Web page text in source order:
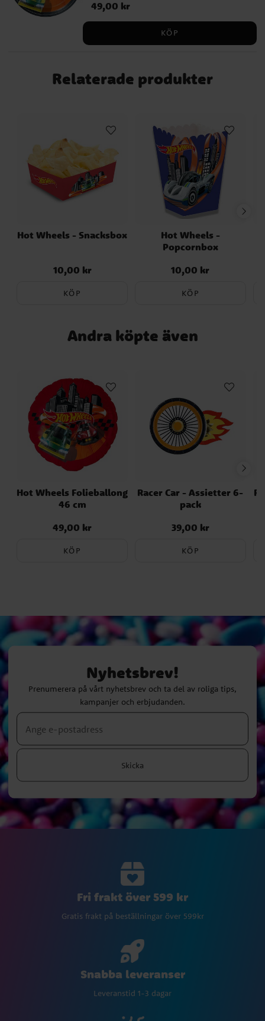
göra racertemat komplett!
Pris :49,00 kr
49,00 kr
KÖP
Relaterade produkter
Hot Wheels - Snacksbox
Pris:10,00 kr
10,00 kr
KÖP
Hot Wheels -
Popcornbox
Pris:10,00 kr
10,00 kr
KÖP
Andra köpte även
Hot Wheels Folieballong
46 cm
Pris: 49,00 kr
49,00 kr
KÖP
Racer Car - Assietter 6-
pack
Pris: 39,00 kr
39,00 kr
KÖP
Nyhetsbrev!
Prenumerera på vårt nyhetsbrev och ta del av roliga tips,
kampanjer och erbjudanden.
Skicka
Fri frakt över 599 kr
Gratis frakt på beställningar över 599kr
Snabba leveranser
Leveranstid 1-3 dagar